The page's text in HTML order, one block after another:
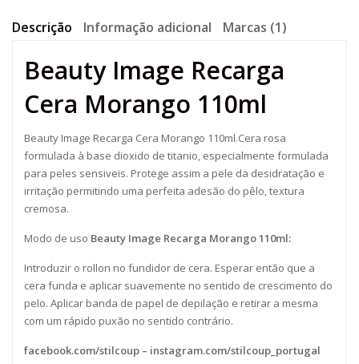
Descrição Informação adicional Marcas (1)
Beauty Image Recarga
Cera Morango 110ml
Beauty Image Recarga Cera Morango 110ml.Cera rosa
formulada à base dioxido de titanio, especialmente formulada
para peles sensiveis. Protege assim a pele da desidratação e
irritação permitindo uma perfeita adesão do pêlo, textura
cremosa.
Modo de uso Beauty Image Recarga Morango 110ml:
Introduzir o rollon no fundidor de cera. Esperar então que a
cera funda e aplicar suavemente no sentido de crescimento do
pelo. Aplicar banda de papel de depilação e retirar a mesma
com um rápido puxão no sentido contrário.
facebook.com/stilcoup – instagram.com/stilcoup_portugal